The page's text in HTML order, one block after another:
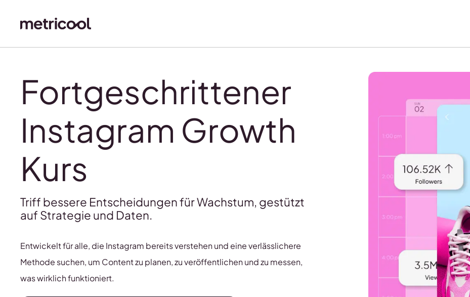
Fortgeschrittener
Instagram Growth
Kurs
Triff bessere Entscheidungen für Wachstum, gestützt
auf Strategie und Daten.
Entwickelt für alle, die Instagram bereits verstehen und eine verlässlichere
Methode suchen, um Content zu planen, zu veröffentlichen und zu messen,
was wirklich funktioniert.